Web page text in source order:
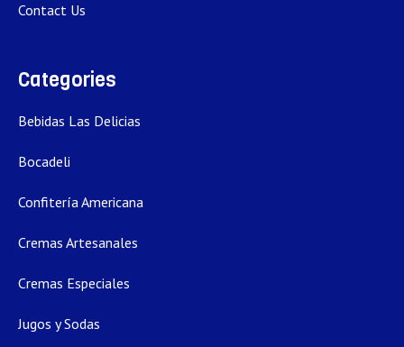
Contact Us
Categories
Bebidas Las Delicias
Bocadeli
Confitería Americana
Cremas Artesanales
Cremas Especiales
Jugos y Sodas